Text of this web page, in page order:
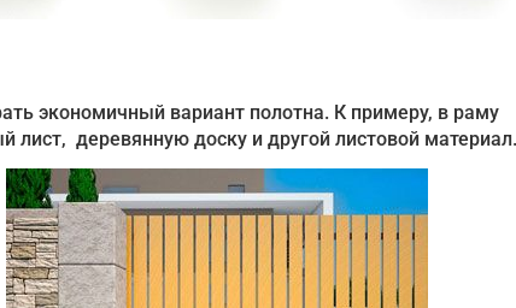
экономичный вариант полотна. К примеру, в раму
деревянную доску и другой листовой материал.